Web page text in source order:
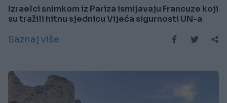
Izraelci snimkom iz Pariza ismijavaju Francuze koji
su tražili hitnu sjednicu Vijeća sigurnosti UN-a
Saznaj više